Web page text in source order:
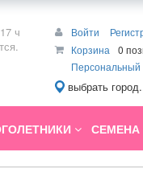
ч
Войти
Корзина
0
Персональный
выбрать
СЕМЕНА